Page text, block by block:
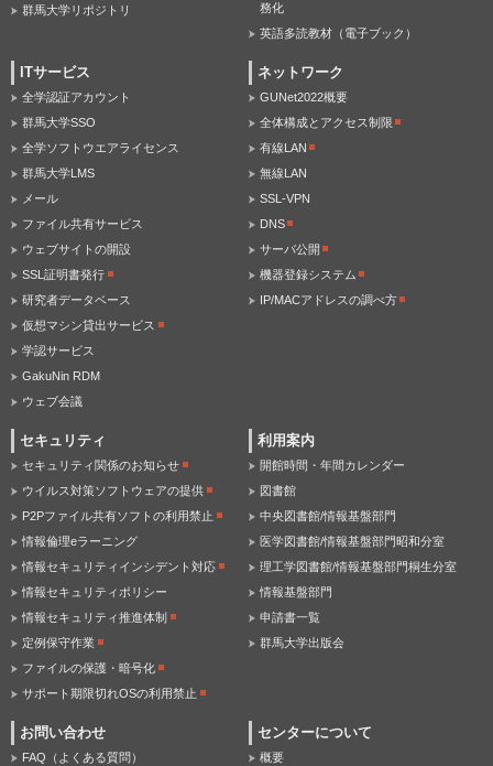
群馬大学リポジトリ
務化
英語多読教材（電子ブック）
ITサービス
全学認証アカウント
群馬大学SSO
全学ソフトウエアライセンス
群馬大学LMS
メール
ファイル共有サービス
ウェブサイトの開設
SSL証明書発行
研究者データベース
仮想マシン貸出サービス
学認サービス
GakuNin RDM
ウェブ会議
ネットワーク
GUNet2022概要
全体構成とアクセス制限
有線LAN
無線LAN
SSL-VPN
DNS
サーバ公開
機器登録システム
IP/MACアドレスの調べ方
セキュリティ
セキュリティ関係のお知らせ
ウイルス対策ソフトウェアの提供
P2Pファイル共有ソフトの利用禁止
情報倫理eラーニング
情報セキュリティインシデント対応
情報セキュリティポリシー
情報セキュリティ推進体制
定例保守作業
ファイルの保護・暗号化
サポート期限切れOSの利用禁止
利用案内
開館時間・年間カレンダー
図書館
中央図書館/情報基盤部門
医学図書館/情報基盤部門昭和分室
理工学図書館/情報基盤部門桐生分室
情報基盤部門
申請書一覧
群馬大学出版会
お問い合わせ
FAQ（よくある質問）
センターについて
概要